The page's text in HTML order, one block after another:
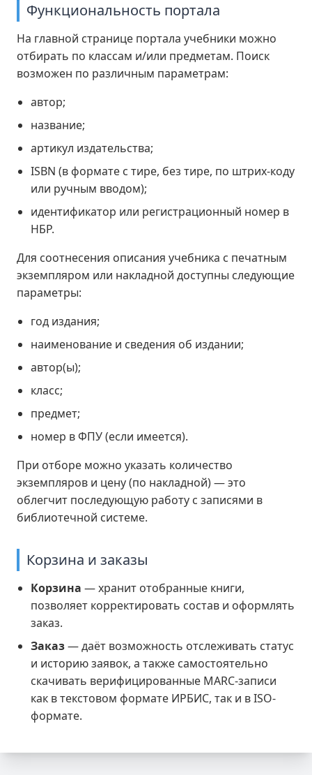
Функциональность портала
На главной странице портала учебники можно
отбирать по классам и/или предметам. Поиск
возможен по различным параметрам:
автор;
название;
артикул издательства;
ISBN (в формате с тире, без тире, по штрих-коду
или ручным вводом);
идентификатор или регистрационный номер в
НБР.
Для соотнесения описания учебника с печатным
экземпляром или накладной доступны следующие
параметры:
год издания;
наименование и сведения об издании;
автор(ы);
класс;
предмет;
номер в ФПУ (если имеется).
При отборе можно указать количество
экземпляров и цену (по накладной) — это
облегчит последующую работу с записями в
библиотечной системе.
Корзина и заказы
Корзина — хранит отобранные книги,
позволяет корректировать состав и оформлять
заказ.
Заказ— даёт возможность отслеживать статус
и историю заявок, а также самостоятельно
скачивать верифицированные MARC-записи
как в текстовом формате ИРБИС, так и в ISO-
формате.